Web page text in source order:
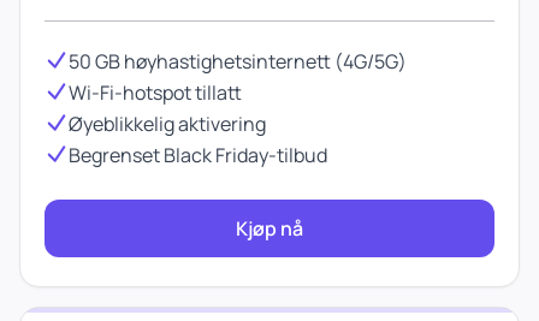
50 GB høyhastighetsinternett (4G/5G)
Wi-Fi-hotspot tillatt
Øyeblikkelig aktivering
Begrenset Black Friday-tilbud
Kjøp nå